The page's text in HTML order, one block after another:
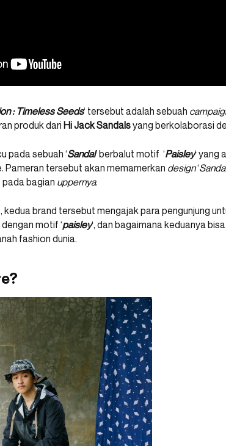
: Timeless Seeds‘ tersebut adalah sebuah
produk dari Hi Jack Sandalsyang berkolaborasi
pada sebuah ‘Sandal‘ berbalut motif ‘Paisley‘ yang
Pameran tersebut akan memamerkan design‘
pada bagian uppernya.
brand tersebut mengajak para pengunjung
dengan motif ‘paisley‘, dan bagaimana keduanya bisa
fashion dunia.